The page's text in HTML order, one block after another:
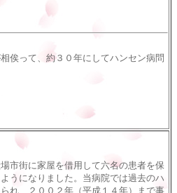
俟って、約３０年にしてハンセン病問
市街に家屋を借用して六名の患者を保
うになりました。当病院では過去のハ
れ、２００２年（平成１４年）まで事